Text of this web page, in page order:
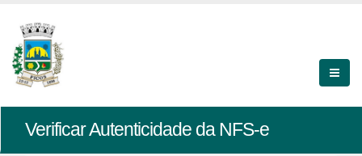
Verificar Autenticidade da NFS-e